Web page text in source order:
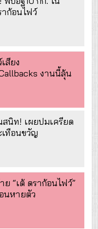
าก้อนไฟว์
สียง
งานนี้ลุ้น
สนิท! เผยปมเครียด
เทือนขวัญ
“เต้ ดราก้อนไฟว์”
นหายตัว